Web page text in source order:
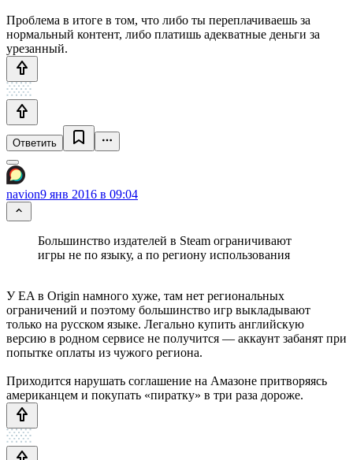
Проблема в итоге в том, что либо ты переплачиваешь за
нормальный контент, либо платишь адекватные деньги за
урезанный.
Ответить
navion9 янв 2016 в 09:04
Большинство издателей в Steam ограничивают
игры не по языку, а по региону использования
У EA в Origin намного хуже, там нет региональных
ограничений и поэтому большинство игр выкладывают
только на русском языке. Легально купить английскую
версию в родном сервисе не получится — аккаунт забанят при
попытке оплаты из чужого региона.
Приходится нарушать соглашение на Амазоне притворяясь
американцем и покупать «пиратку» в три раза дороже.